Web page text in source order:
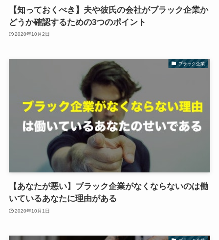
【知っておくべき】夫や彼氏の会社がブラック企業か
どうか確認するための3つのポイント
2020年10月2日
ブラック企業
【あなたが悪い】ブラック企業がなくならないのは働
いているあなたに理由がある
2020年10月1日